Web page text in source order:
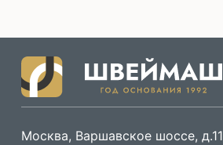
Москва, Варшавское шоссе, д.11